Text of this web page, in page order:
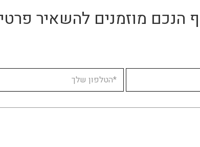
הנכם מוזמנים להשאיר